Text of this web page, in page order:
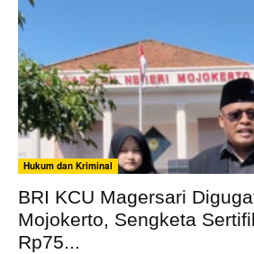
Hukum dan Kriminal
BRI KCU Magersari
Mojokerto, Sengketa
Rp75...